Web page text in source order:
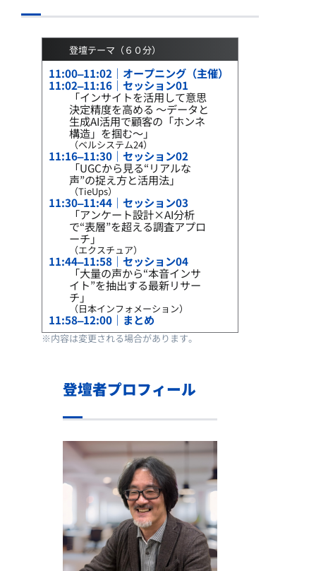
登壇テーマ（６０分）
11:00–11:02｜オープニング（主催）
11:02–11:16｜セッション01
「インサイトを活用して意思
決定精度を高める ～データと
生成AI活用で顧客の「ホンネ
構造」を掴む～」
（ベルシステム24）
11:16–11:30｜セッション02
「UGCから見る“リアルな
声”の捉え方と活用法」
（TieUps）
11:30–11:44｜セッション03
「アンケート設計×AI分析
で“表層”を超える調査アプロ
ーチ」
（エクスチュア）
11:44–11:58｜セッション04
「大量の声から“本音インサ
イト”を抽出する最新リサー
チ」
（日本インフォメーション）
11:58–12:00｜まとめ
※内容は変更される場合があります。
登壇者プロフィール